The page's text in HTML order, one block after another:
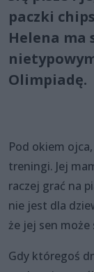
paczki
Helena ma
Olimpiadę.
Pod okiem
treningi. Jej
raczej grać na
nie jest dla
że jej sen może
Gdy któregoś